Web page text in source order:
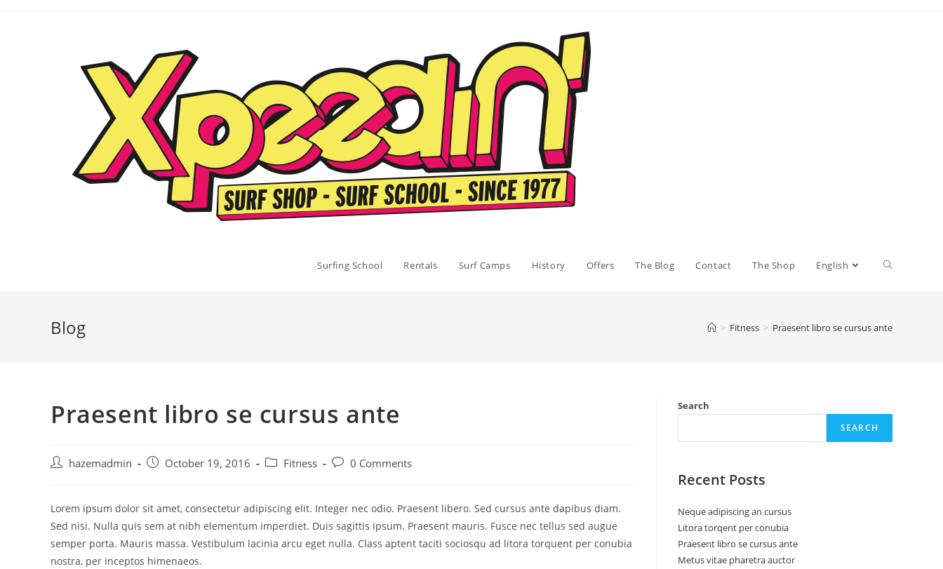
Surfing School Rentals Surf Camps History Offers The Blog Contact The Shop English
Blog > Fitness > Praesent libro se cursus ante
Praesent libro se cursus ante
hazemadmin October 19, 2016 Fitness 0 Comments
Lorem ipsum dolor sit amet, consectetur adipiscing elit. Integer nec odio. Praesent libero. Sed cursus ante dapibus diam.
Sed nisi. Nulla quis sem at nibh elementum imperdiet. Duis sagittis ipsum. Praesent mauris. Fusce nec tellus sed augue
semper porta. Mauris massa. Vestibulum lacinia arcu eget nulla. Class aptent taciti sociosqu ad litora torquent per conubia
nostra, per inceptos himenaeos.
Search
SEARCH
Recent Posts
Neque adipiscing an cursus
Litora torqent per conubia
Praesent libro se cursus ante
Metus vitae pharetra auctor